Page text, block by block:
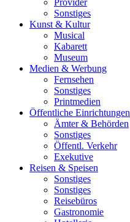
Provider
Sonstiges
Kunst & Kultur
Musical
Kabarett
Museum
Medien & Werbung
Fernsehen
Sonstiges
Printmedien
Öffentliche Einrichtungen
Ämter & Behörden
Sonstiges
Öffentl. Verkehr
Exekutive
Reisen & Speisen
Sonstiges
Sonstiges
Reisebüros
Gastronomie